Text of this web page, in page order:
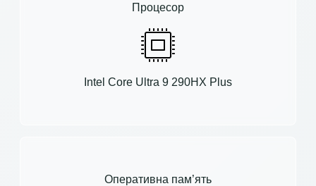
Процесор
Intel Core Ultra 9 290HX Plus
Оперативна пам’ять